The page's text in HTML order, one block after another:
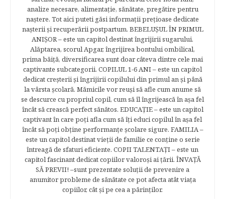
analize necesare, alimentaţie, sănătate, pregătire pentru
naştere. Tot aici puteti găsi informaţii preţioase dedicate
naşterii şi recuperării postpartum. BEBELUŞUL ÎN PRIMUL
ANIŞOR – este un capitol destinat îngrijirii sugarului.
Alăptarea, scorul Apgar, îngrijirea bontului ombilical,
prima băiţă, diversificarea sunt doar câteva dintre cele mai
captivante subcategorii. COPILUL 1-6 ANI – este un capitol
dedicat creşterii şi îngrijirii copilului din primul an şi până
la vârsta şcolară. Mămicile vor reuşi să afle cum anume să
se descurce cu propriul copil, cum să îl îngrijească în aşa fel
încât să crească perfect sănătos. EDUCAŢIE – este un capitol
captivant în care poţi afla cum să îţi educi copilul în aşa fel
încât să poţi obţine performanţe şcolare sigure. FAMILIA –
este un capitol destinat vieţii de familie ce conţine o serie
întreagă de sfaturi eficiente. COPII TALENTAŢI – este un
capitol fascinant dedicat copiilor valoroși ai țării. ÎNVAŢĂ
SĂ PREVII! –sunt prezentate soluţii de prevenire a
anumitor probleme de sănătate ce pot afecta atât viaţa
copiilor, cât şi pe cea a părinţilor.